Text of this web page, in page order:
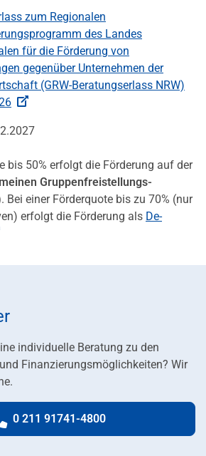
zum Regionalen
des Landes
für die Förderung von
gegenüber Unternehmen der
(GRW-Beratungserlass NRW)
bis 50% erfolgt die Förderung auf der
Gruppenfreistellungs-
. Bei einer Förderquote bis zu 70% (nur
erfolgt die Förderung als De-
individuelle Beratung zu den
Finanzierungsmöglichkeiten? Wir
Telefonnummer:
0 211 91741-4800